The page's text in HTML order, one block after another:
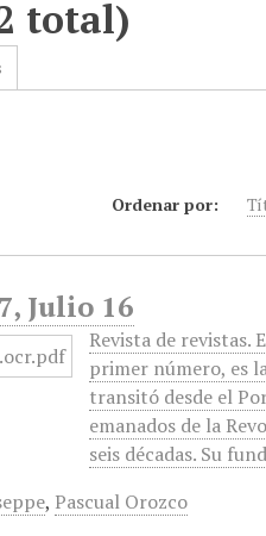
total)
Ordenar por:
Julio 16
Revista de revistas.
primer número, es
transitó desde el
emanados de la
seis décadas. Su
, Pascual Orozco